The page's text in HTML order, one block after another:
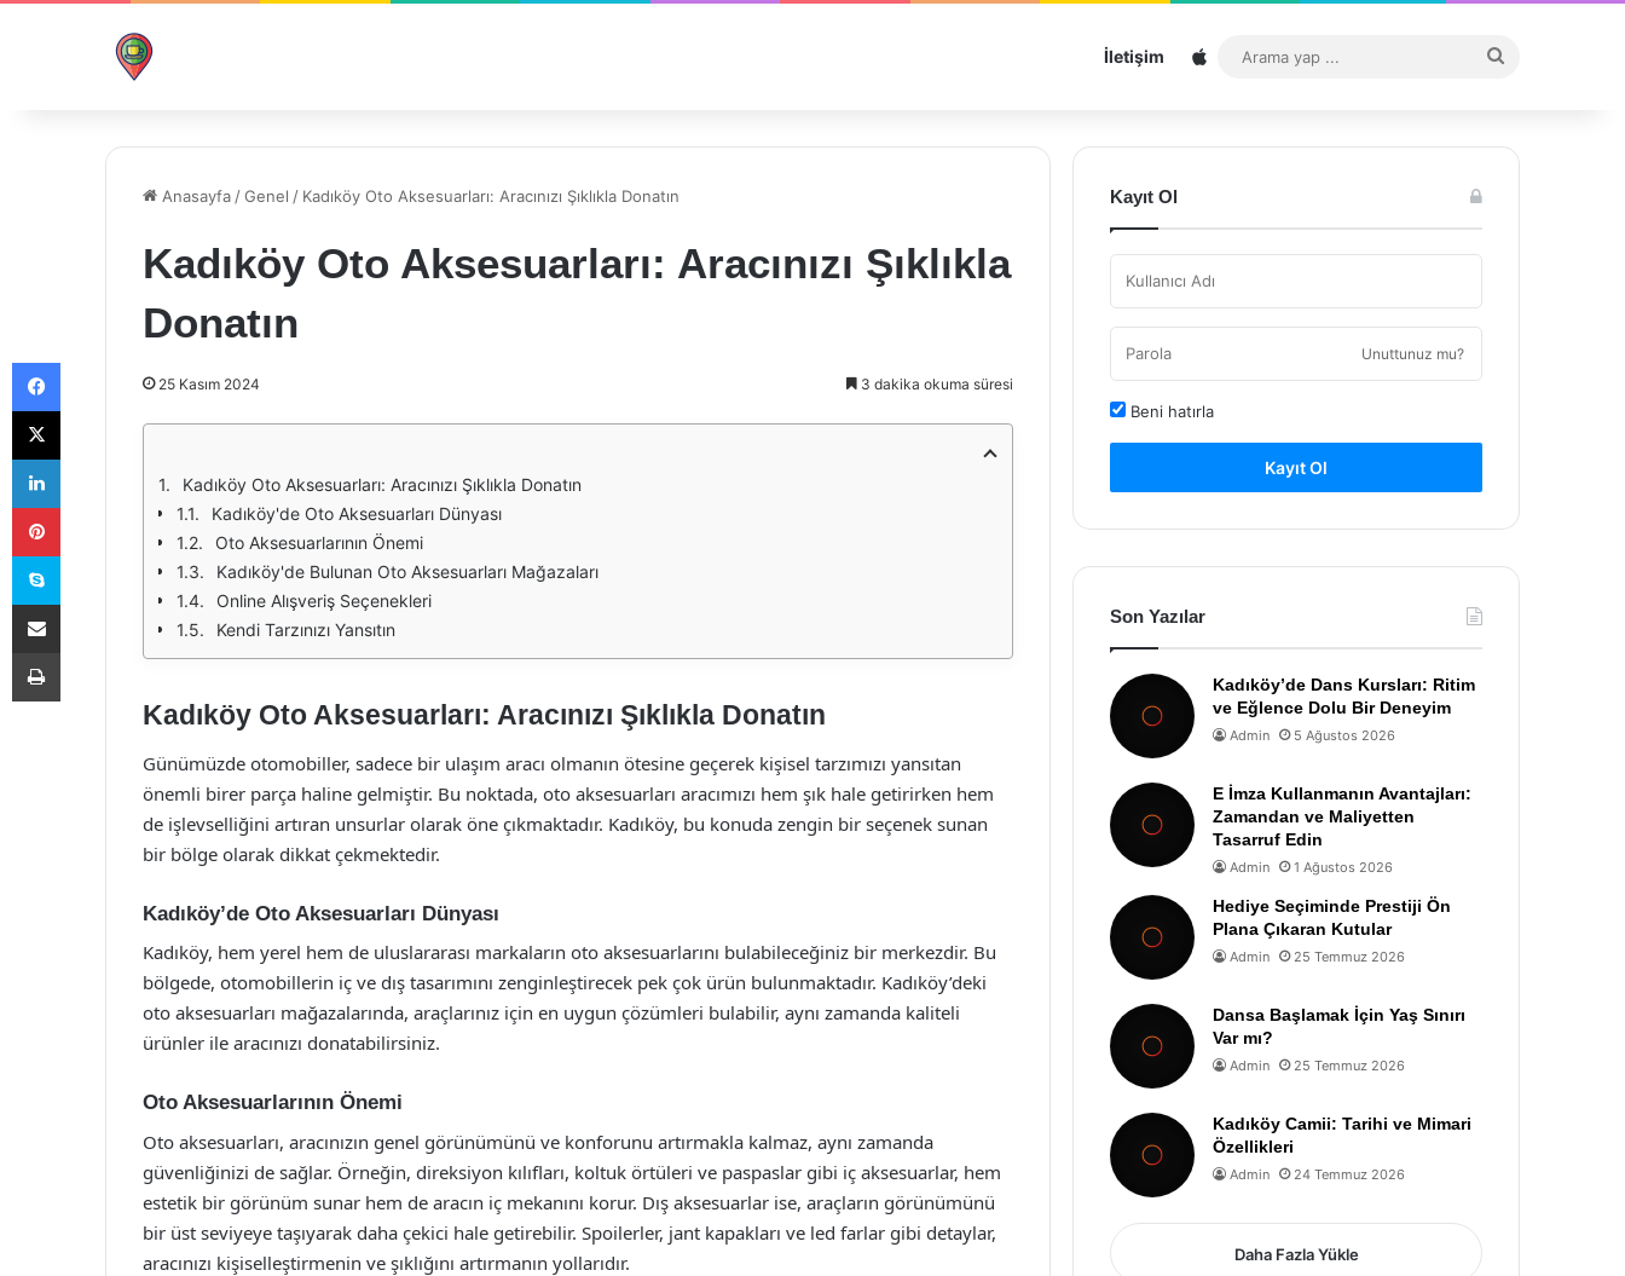
İletişim Sitemap
...
Anasayfa /Genel / Kadıköy Oto Aksesuarları: Aracınızı Şıklıkla Donatın
Kadıköy Oto Aksesuarları: Aracınızı Şıklıkla
Donatın
25 Kasım 2024 3 dakika okuma süresi
Kadıköy Oto Aksesuarları: Aracınızı Şıklıkla Donatın
Kadıköy'de Oto Aksesuarları Dünyası
Oto Aksesuarlarının Önemi
Kadıköy'de Bulunan Oto Aksesuarları Mağazaları
Online Alışveriş Seçenekleri
Kendi Tarzınızı Yansıtın
Kadıköy Oto Aksesuarları: Aracınızı Şıklıkla Donatın
Günümüzde otomobiller, sadece bir ulaşım aracı olmanın ötesine geçerek kişisel tarzımızı yansıtan
önemli birer parça haline gelmiştir. Bu noktada, oto aksesuarları aracımızı hem şık hale getirirken hem
de işlevselliğini artıran unsurlar olarak öne çıkmaktadır. Kadıköy, bu konuda zengin bir seçenek sunan
bir bölge olarak dikkat çekmektedir.
Kadıköy’de Oto Aksesuarları Dünyası
Kadıköy, hem yerel hem de uluslararası markaların oto aksesuarlarını bulabileceğiniz bir merkezdir. Bu
bölgede, otomobillerin iç ve dış tasarımını zenginleştirecek pek çok ürün bulunmaktadır. Kadıköy’deki
oto aksesuarları mağazalarında, araçlarınız için en uygun çözümleri bulabilir, aynı zamanda kaliteli
ürünler ile aracınızı donatabilirsiniz.
Oto Aksesuarlarının Önemi
Oto aksesuarları, aracınızın genel görünümünü ve konforunu artırmakla kalmaz, aynı zamanda
güvenliğinizi de sağlar. Örneğin, direksiyon kılıfları, koltuk örtüleri ve paspaslar gibi iç aksesuarlar, hem
estetik bir görünüm sunar hem de aracın iç mekanını korur. Dış aksesuarlar ise, araçların görünümünü
bir üst seviyeye taşıyarak daha çekici hale getirebilir. Spoilerler, jant kapakları ve led farlar gibi detaylar,
aracınızı kişiselleştirmenin ve şıklığını artırmanın yollarıdır.
Kayıt Ol
Unuttunuz mu?
Beni hatırla
Kayıt Ol
Son Yazılar
Kadıköy’de Dans Kursları: Ritim
ve Eğlence Dolu Bir Deneyim
Admin 5 Ağustos 2026
E İmza Kullanmanın Avantajları:
Zamandan ve Maliyetten
Tasarruf Edin
Admin 1 Ağustos 2026
Hediye Seçiminde Prestiji Ön
Plana Çıkaran Kutular
Admin 25 Temmuz 2026
Dansa Başlamak İçin Yaş Sınırı
Var mı?
Admin 25 Temmuz 2026
Kadıköy Camii: Tarihi ve Mimari
Özellikleri
Admin 24 Temmuz 2026
Daha Fazla Yükle
Facebook
X
LinkedIn
Pinterest
Skype
E-Posta ile paylaş